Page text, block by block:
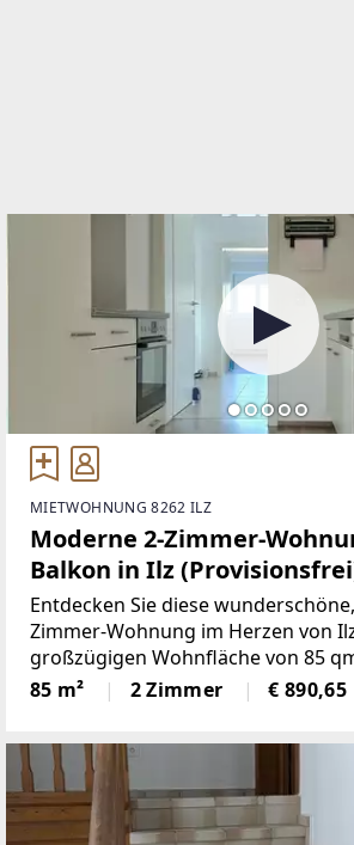
MIETWOHNUNG 8262 ILZ
Moderne 2-Zimmer-
Balkon in Ilz
Entdecken Sie diese
Zimmer-Wohnung im Herzen von
großzügigen Wohnfläche von 85
Wohnung den idealen Raumfür
Die lichtdurchfluteten Räume
85 m² 2 Zimmer € 890,65